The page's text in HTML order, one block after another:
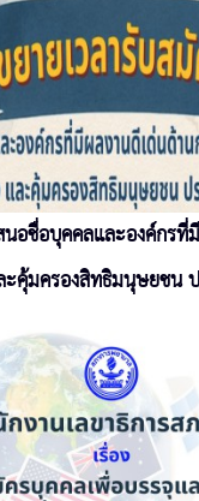
อชื่อบุคคลและองค์กรที่
ะคุ้มครองสิทธิมนุษยชน